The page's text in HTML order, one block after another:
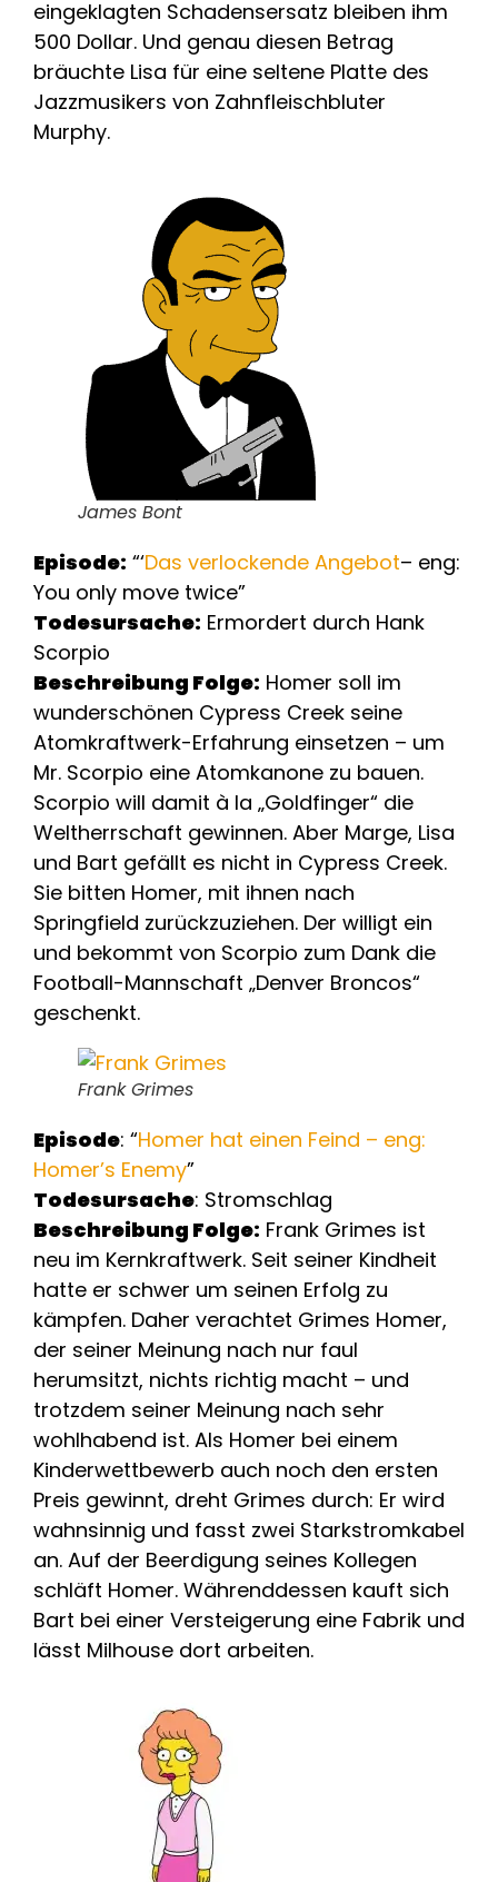
eingeklagten Schadensersatz bleiben ihm
500 Dollar. Und genau diesen Betrag
bräuchte Lisa für eine seltene Platte des
Jazzmusikers von Zahnfleischbluter
Murphy.
James Bont
Episode: “‘Das verlockende Angebot– eng:
You only move twice”
Todesursache: Ermordert durch Hank
Scorpio
Beschreibung Folge: Homer soll im
wunderschönen Cypress Creek seine
Atomkraftwerk-Erfahrung einsetzen – um
Mr. Scorpio eine Atomkanone zu bauen.
Scorpio will damit à la „Goldfinger“ die
Weltherrschaft gewinnen. Aber Marge, Lisa
und Bart gefällt es nicht in Cypress Creek.
Sie bitten Homer, mit ihnen nach
Springfield zurückzuziehen. Der willigt ein
und bekommt von Scorpio zum Dank die
Football-Mannschaft „Denver Broncos“
geschenkt.
Frank Grimes
Episode: “Homer hat einen Feind – eng:
Homer’s Enemy”
Todesursache: Stromschlag
Beschreibung Folge: Frank Grimes ist
neu im Kernkraftwerk. Seit seiner Kindheit
hatte er schwer um seinen Erfolg zu
kämpfen. Daher verachtet Grimes Homer,
der seiner Meinung nach nur faul
herumsitzt, nichts richtig macht – und
trotzdem seiner Meinung nach sehr
wohlhabend ist. Als Homer bei einem
Kinderwettbewerb auch noch den ersten
Preis gewinnt, dreht Grimes durch: Er wird
wahnsinnig und fasst zwei Starkstromkabel
an. Auf der Beerdigung seines Kollegen
schläft Homer. Währenddessen kauft sich
Bart bei einer Versteigerung eine Fabrik und
lässt Milhouse dort arbeiten.